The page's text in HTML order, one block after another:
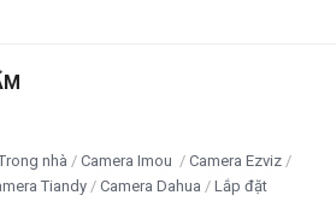
nhà Camera Imou
Camera Ezviz
Tiandy Camera Dahua
Lắp đặt